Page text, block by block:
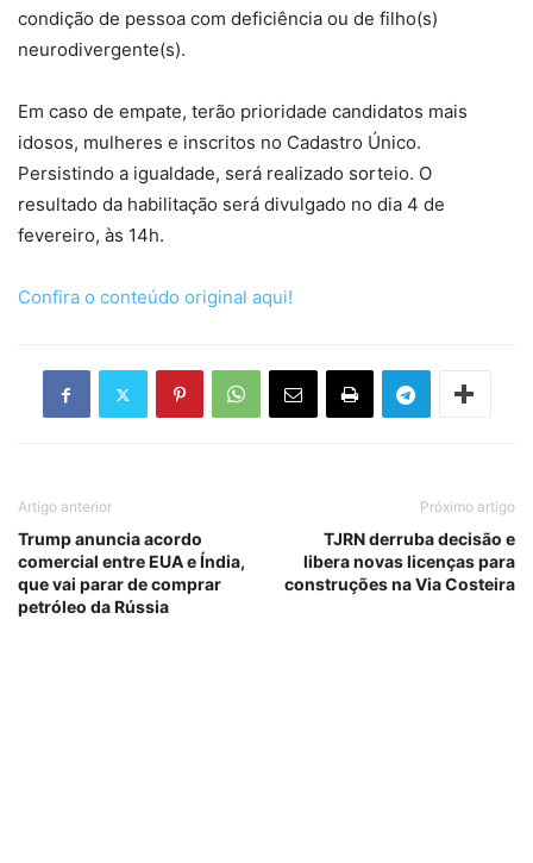
condição de pessoa com deficiência ou de filho(s)
neurodivergente(s).
Em caso de empate, terão prioridade candidatos mais
idosos, mulheres e inscritos no Cadastro Único.
Persistindo a igualdade, será realizado sorteio. O
resultado da habilitação será divulgado no dia 4 de
fevereiro, às 14h.
Confira o conteúdo original aqui!
Artigo anterior
Trump anuncia acordo
comercial entre EUA e Índia,
que vai parar de comprar
petróleo da Rússia
Próximo artigo
TJRN derruba decisão e
libera novas licenças para
construções na Via Costeira